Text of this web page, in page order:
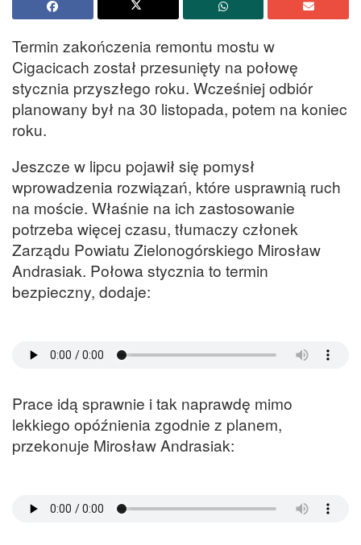
Termin zakończenia remontu mostu w
Cigacicach został przesunięty na połowę
stycznia przyszłego roku. Wcześniej odbiór
planowany był na 30 listopada, potem na koniec
roku.
Jeszcze w lipcu pojawił się pomysł
wprowadzenia rozwiązań, które usprawnią ruch
na moście. Właśnie na ich zastosowanie
potrzeba więcej czasu, tłumaczy członek
Zarządu Powiatu Zielonogórskiego Mirosław
Andrasiak. Połowa stycznia to termin
bezpieczny, dodaje:
Prace idą sprawnie i tak naprawdę mimo
lekkiego opóźnienia zgodnie z planem,
przekonuje Mirosław Andrasiak: